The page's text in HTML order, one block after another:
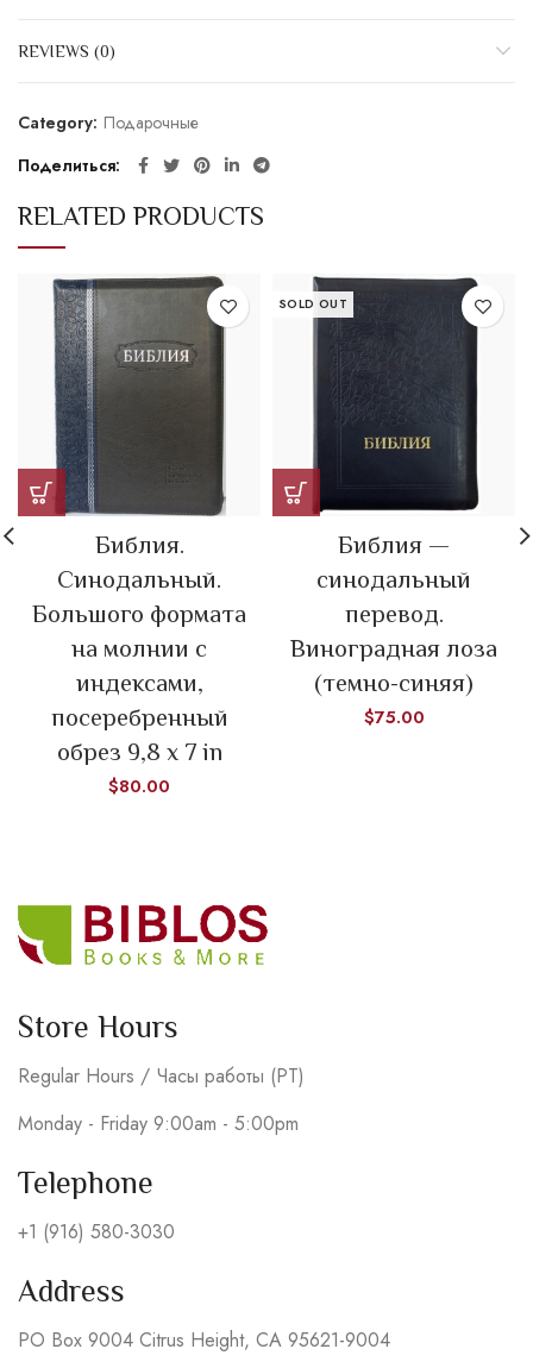
REVIEWS (0)
Category: Подарочные
Поделиться
RELATED PRODUCTS
Библия.
Синодальный.
Большого формата
на молнии с
индексами,
посеребренный
обрез 9,8 х 7 in
$80.00
SOLD OUT
Библия —
синодальный
перевод.
Виноградная лоза
(темно-синяя)
$75.00
Store Hours
Regular Hours / Часы работы (PT)
Monday - Friday 9:00am - 5:00pm
Telephone
+1 (916) 580-3030
Address
PO Box 9004 Citrus Height, CA 95621-9004